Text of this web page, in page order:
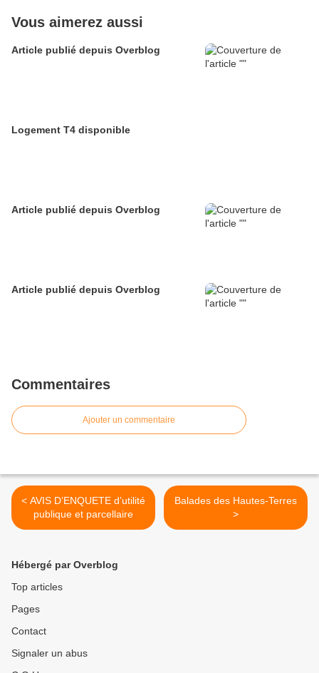
Vous aimerez aussi
Article publié depuis Overblog
Logement T4 disponible
Article publié depuis Overblog
Article publié depuis Overblog
Commentaires
Ajouter un commentaire
< AVIS D’ENQUETE d’utilité
publique et parcellaire
Balades des Hautes-Terres
>
Hébergé par Overblog
Top articles
Pages
Contact
Signaler un abus